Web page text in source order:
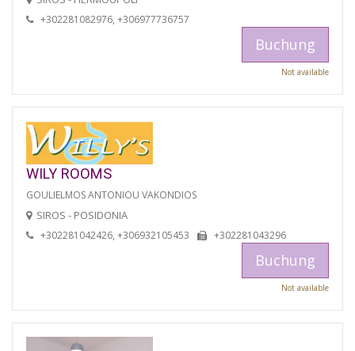
+302281082976, +306977736757
Buchung
Not available
WILY ROOMS
GOULIELMOS ANTONIOU VAKONDIOS
SIROS - POSIDONIA
+302281042426, +306932105453 +302281043296
Buchung
Not available